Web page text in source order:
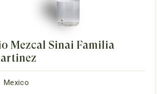
Mezcal Sinai Familia
Mexico